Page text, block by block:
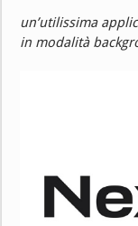
un’utilissima
in modalità